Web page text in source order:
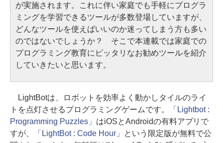
が実施されます。これに伴い家庭でも手軽にプログラ
ミングを学習できるツールが多数登場していますが、
どんなツールを使えばいいのか迷ってしまう方も多い
のではないでしょうか？ そこで本連載では家庭での
プログラミング教育にピッタリなお勧めツールを紹介
していきたいと思います。
LightBotは、ロボットを効率よく動かしタイルのライ
トを点灯させるプログラミングゲームです。
「Lightbot :
Programming Puzzles」 はiOSとAndroidの有料アプリで
すが、
「LightBot : Code Hour」
という限定版が無料で公